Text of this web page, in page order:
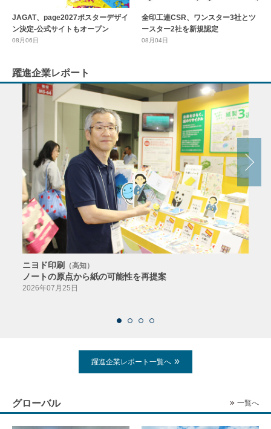
JAGAT、page2027ポスターデザイ
ン決定-公式サイトもオープン
08月06日
全印工連CSR、ワンスター3社とツ
ースター2社を新規認定
08月04日
躍進企業レポート
ニヨド印刷 （高知）
ノートの原点から紙の可能性を再提案
2026年07月25日
躍進企業レポート一覧へ
グローバル 一覧へ